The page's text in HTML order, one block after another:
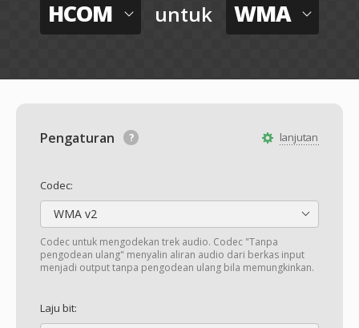
HCOM untuk WMA
lanjutan
Pengaturan
Codec:
WMA v2
Codec untuk mengodekan trek audio. Codec "Tanpa
pengodean ulang" menyalin aliran audio dari berkas input
menjadi output tanpa pengodean ulang bila memungkinkan.
Laju bit: